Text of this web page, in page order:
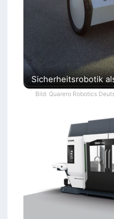
Sicherheitsrobotik
Bild: Quarero Robotics